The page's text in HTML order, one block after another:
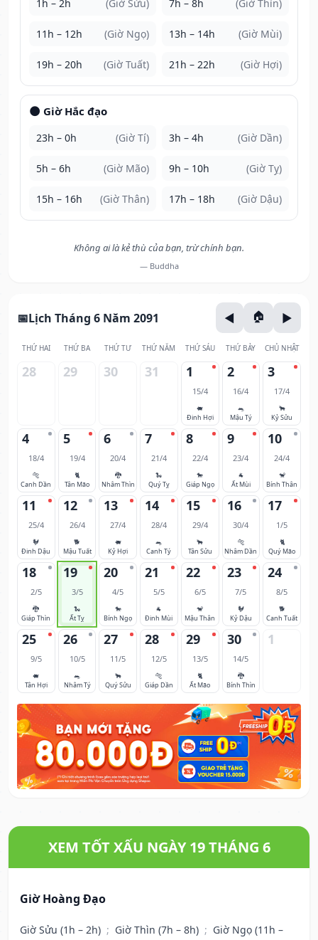
1h – 2h (Giờ Sửu) 7h – 8h (Giờ Thìn)
11h – 12h (Giờ Ngọ) 13h – 14h (Giờ Mùi)
19h – 20h (Giờ Tuất) 21h – 22h (Giờ Hợi)
🌑 Giờ Hắc đạo
23h – 0h (Giờ Tí) 3h – 4h (Giờ Dần)
5h – 6h (Giờ Mão) 9h – 10h (Giờ Tỵ)
15h – 16h (Giờ Thân) 17h – 18h (Giờ Dậu)
Không ai là kẻ thù của bạn, trừ chính bạn.
— Buddha
Lịch Tháng 6 Năm 2091
THỨ HAI THỨ BA THỨ TƯ THỨ NĂM THỨ SÁU THỨ BẢY CHỦ NHẬT
28 29 30 31 1
15/4
🐖
Đinh Hợi
2
16/4
🐀
Mậu Tý
3
17/4
🐂
Kỷ Sửu
4
18/4
🐅
Canh Dần
5
19/4
🐈
Tân Mão
6
20/4
🐉
Nhâm Thìn
7
21/4
🐍
Quý Tỵ
8
22/4
🐎
Giáp Ngọ
9
23/4
🐐
Ất Mùi
10
24/4
🐒
Bính Thân
11
25/4
🐓
Đinh Dậu
12
26/4
🐕
Mậu Tuất
13
27/4
🐖
Kỷ Hợi
14
28/4
🐀
Canh Tý
15
29/4
🐂
Tân Sửu
16
30/4
🐅
Nhâm Dần
17
1/5
🐈
Quý Mão
18
2/5
🐉
Giáp Thìn
19
3/5
🐍
Ất Tỵ
20
4/5
🐎
Bính Ngọ
21
5/5
🐐
Đinh Mùi
22
6/5
🐒
Mậu Thân
23
7/5
🐓
Kỷ Dậu
24
8/5
🐕
Canh Tuất
25
9/5
🐖
Tân Hợi
26
10/5
🐀
Nhâm Tý
27
11/5
🐂
Quý Sửu
28
12/5
🐅
Giáp Dần
29
13/5
🐈
Ất Mão
30
14/5
🐉
Bính Thìn
1
XEM TỐT XẤU NGÀY 19 THÁNG 6
Giờ Hoàng Đạo
Giờ Sửu (1h – 2h) ; Giờ Thìn (7h – 8h) ; Giờ Ngọ (11h –